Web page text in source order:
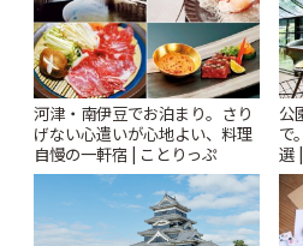
河津・南伊豆でお泊まり。さり
げない心遣いが心地よい、料理
自慢の一軒宿 | ことりっぷ
公
で
選